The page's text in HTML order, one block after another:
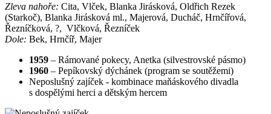
Zleva nahoře: Cita, Vlček, Blanka Jirásková, Oldřich Rezek
(Starkoč), Blanka Jirásková ml., Majerová, Ducháč, Hrnčířová,
Řezníčková, ?, Vlčková, Řezníček
Dole: Bek, Hrnčíř, Majer
1959 – Rámované pokecy, Anetka (silvestrovské pásmo)
1960 – Pepíkovský dýchánek (program se soutěžemi)
Neposlušný zajíček - kombinace maňáskového divadla
s dospělými herci a dětským hercem